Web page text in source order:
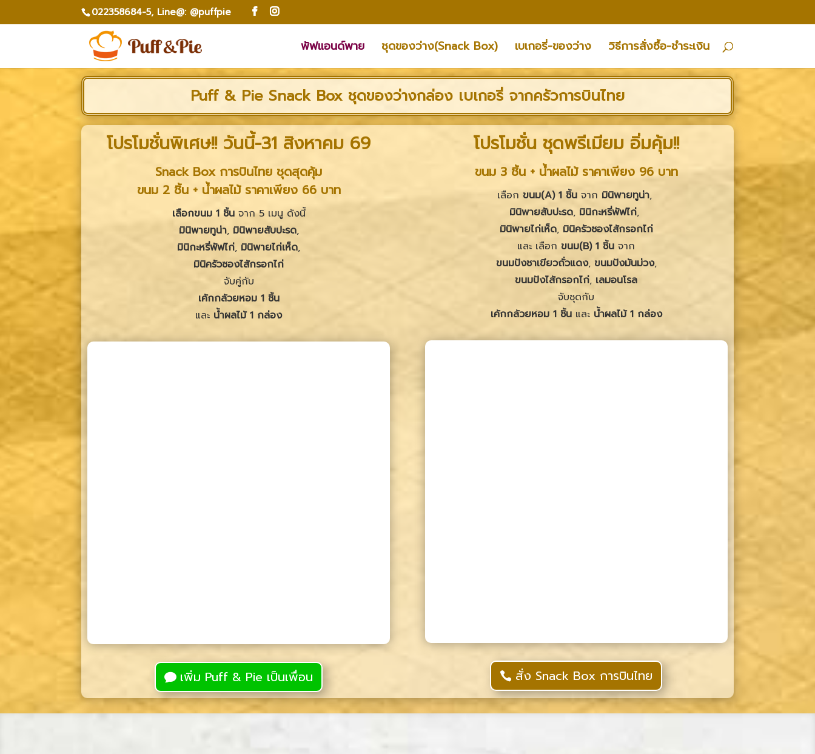
022358684-5, Line@: @puffpie
พัฟแอนด์พาย ชุดของว่าง(Snack Box) เบเกอรี่-ของว่าง วิธีการสั่งซื้อ-ชำระเงิน
Puff & Pie Snack Box ชุดของว่างกล่อง เบเกอรี่ จากครัวการบินไทย
โปรโมชั่นพิเศษ!! วันนี้-31 สิงหาคม 69
Snack Box การบินไทย ชุดสุดคุ้ม
ขนม 2 ชิ้น + น้ำผลไม้ ราคาเพียง 66 บาท
เลือกขนม 1 ชิ้นจาก 5 เมนู ดังนี้
มินิพายทูน่า, มินิพายสับปะรด,
มินิกะหรี่พัฟไก่, มินิพายไก่เห็ด,
มินิครัวซองไส้กรอกไก่
จับคู่กับ
เค้กกล้วยหอม 1 ชิ้น
และ น้ำผลไม้ 1 กล่อง
เพิ่ม Puff & Pie เป็นเพื่อน
โปรโมชั่น ชุดพรีเมียม อิ่มคุ้ม!!
ขนม 3 ชิ้น + น้ำผลไม้ ราคาเพียง 96 บาท
เลือก ขนม(A) 1 ชิ้น จาก มินิพายทูน่า,
มินิพายสับปะรด, มินิกะหรี่พัฟไก่,
มินิพายไก่เห็ด, มินิครัวซองไส้กรอกไก่
และ เลือก ขนม(B) 1 ชิ้นจาก
ขนมปังชาเขียวถั่วแดง, ขนมปังมันม่วง,
ขนมปังไส้กรอกไก่, เลมอนโรล
จับชุดกับ
เค้กกล้วยหอม 1 ชิ้น และ น้ำผลไม้ 1 กล่อง
สั่ง Snack Box การบินไทย